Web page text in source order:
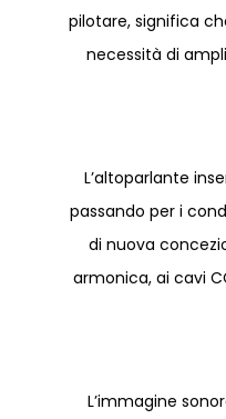
pilotare, significa
necessità di
L’altoparlante
passando per i
di nuova
armonica, ai cavi
L’immagine